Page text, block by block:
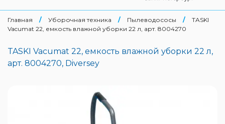
Главная / Уборочная техника / Пылеводососы /
TASKI
Vacumat 22, емкость влажной уборки 22 л, арт. 8004270
TASKI Vacumat 22, емкость влажной уборки 22 л,
арт. 8004270, Diversey